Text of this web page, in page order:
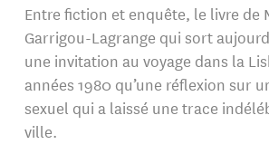
Entre fiction et enquête, le livre de
Garrigou-Lagrange qui sort
une invitation au voyage dans la
années 1980 qu’une réflexion sur
sexuel qui a laissé une trace
ville.